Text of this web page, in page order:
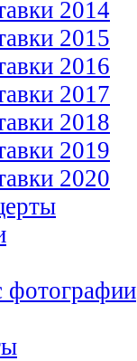
2014
2015
2016
2017
2018
2019
2020
фотографии